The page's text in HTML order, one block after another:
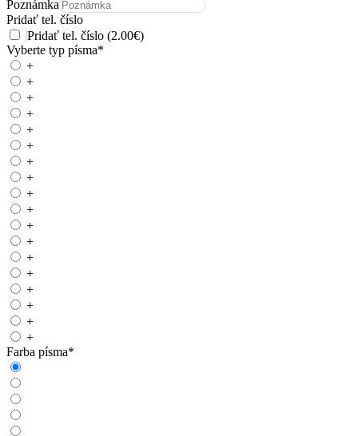
Poznámka
Pridať tel. číslo
Pridať tel. číslo (2.00€)
Vyberte typ písma*
+
+
+
+
+
+
+
+
+
+
+
+
+
+
+
+
+
+
Farba písma*